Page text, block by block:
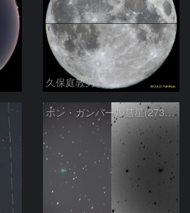
久保庭敦男
ポン・ガンバール彗星(273P/2012V4)